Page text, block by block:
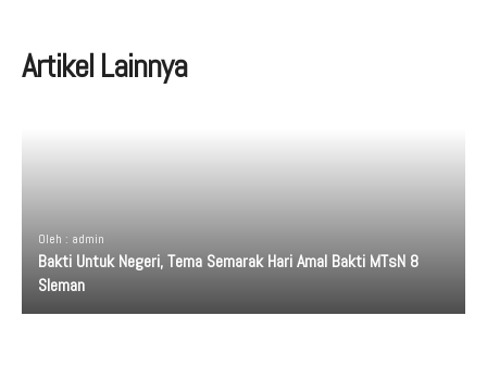
Artikel Lainnya
Oleh : admin
Bakti Untuk Negeri, Tema Semarak Hari Amal Bakti MTsN 8
Sleman